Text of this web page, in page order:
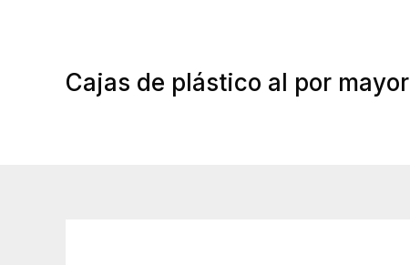
Cajas de plástico al por mayor